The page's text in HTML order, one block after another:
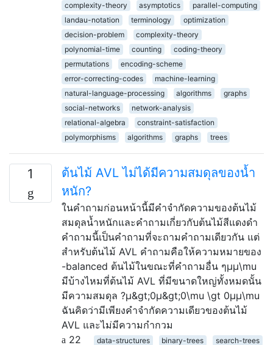
complexity-theory
asymptotics
parallel-computing
landau-notation
terminology
optimization
decision-problem
complexity-theory
polynomial-time
counting
coding-theory
permutations
encoding-scheme
error-correcting-codes
machine-learning
natural-language-processing
algorithms
graphs
social-networks
network-analysis
relational-algebra
constraint-satisfaction
polymorphisms
algorithms graphs trees
1
ต้นไม้ AVL ไม่ได้มีความสมดุลของน้ำ
หนัก?
ในคำถามก่อนหน้านี้มีคำจำกัดความของต้นไม้
สมดุลน้ำหนักและคำถามเกี่ยวกับต้นไม้สีแดงดำ
คำถามนี้เป็นคำถามที่จะถามคำถามเดียวกัน แต่
สำหรับต้นไม้ AVL คำถามคือให้ความหมายของ
-balanced ต้นไม้ในขณะที่คำถามอื่น ๆμμ\mu
มีบ้างไหมที่ต้นไม้ AVL ที่มีขนาดใหญ่ทั้งหมดนั้น
มีความสมดุล ?μ&gt;0μ&gt;0\mu \gt 0μμ\mu
ฉันคิดว่ามีเพียงคำจำกัดความเดียวของต้นไม้
AVL และไม่มีความกำกวม
22
data-structures binary-trees
search-trees